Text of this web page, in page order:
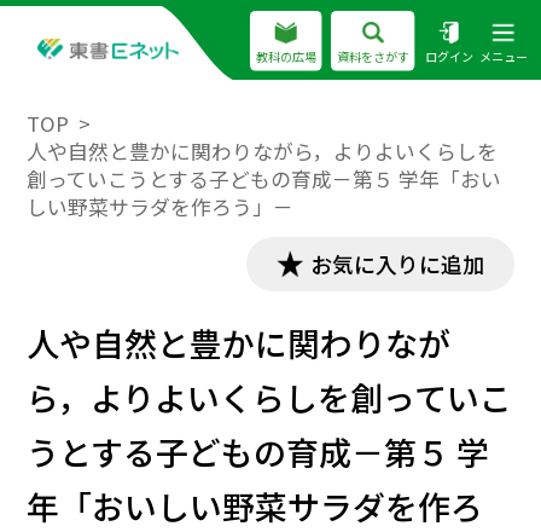
教科の広場 資料をさがす ログイン メニュー
TOP
人や自然と豊かに関わりながら，よりよいくらしを
創っていこうとする子どもの育成－第５ 学年「おい
しい野菜サラダを作ろう」－
お気に入りに追加
人や自然と豊かに関わりなが
ら，よりよいくらしを創っていこ
うとする子どもの育成－第５ 学
年「おいしい野菜サラダを作ろ